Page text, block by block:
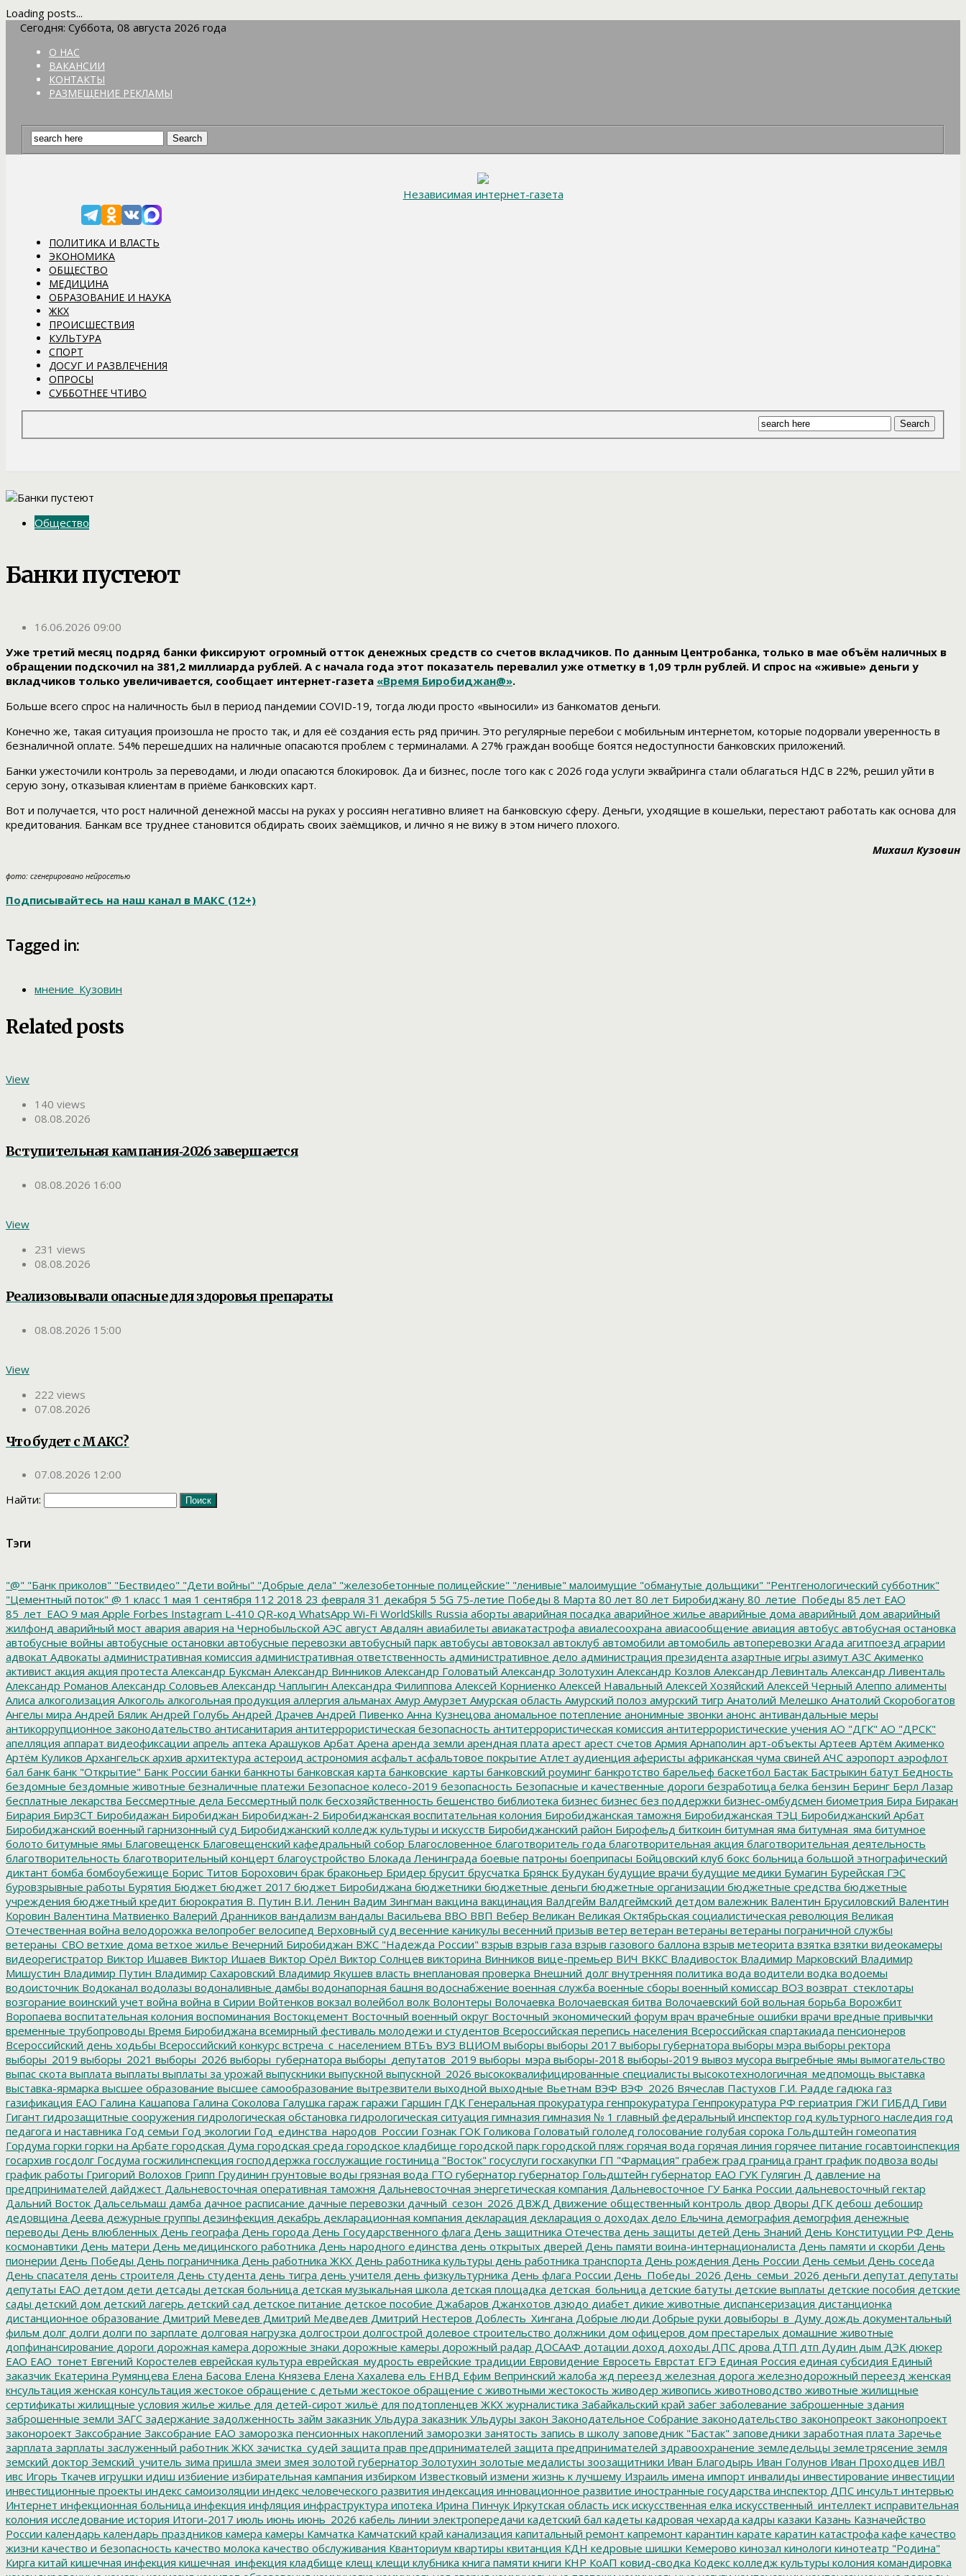
Loading posts...
Сегодня: Суббота, 08 августа 2026 года
О НАС
ВАКАНСИИ
КОНТАКТЫ
РАЗМЕЩЕНИЕ РЕКЛАМЫ
Независимая интернет-газета
ПОЛИТИКА И ВЛАСТЬ
ЭКОНОМИКА
ОБЩЕСТВО
МЕДИЦИНА
ОБРАЗОВАНИЕ И НАУКА
ЖКХ
ПРОИСШЕСТВИЯ
КУЛЬТУРА
СПОРТ
ДОСУГ И РАЗВЛЕЧЕНИЯ
ОПРОСЫ
СУББОТНЕЕ ЧТИВО
Общество
Банки пустеют
16.06.2026 09:00
Уже третий месяц подряд банки фиксируют огромный отток денежных средств со счетов вкладчиков. По данным Центробанка, только в мае объём наличных в
обращении подскочил на 381,2 миллиарда рублей. А с начала года этот показатель перевалил уже отметку в 1,09 трлн рублей. И спрос на «живые» деньги у
вкладчиков только увеличивается, сообщает интернет-газета «Время Биробиджан@».
Больше всего спрос на наличность был в период пандемии COVID-19, тогда люди просто «выносили» из банкоматов деньги.
Конечно же, такая ситуация произошла не просто так, и для её создания есть ряд причин. Это регулярные перебои с мобильным интернетом, которые подорвали уверенность в
безналичной оплате. 54% перешедших на наличные опасаются проблем с терминалами. А 27% граждан вообще боятся недоступности банковских приложений.
Банки ужесточили контроль за переводами, и люди опасаются блокировок. Да и бизнес, после того как с 2026 года услуги эквайринга стали облагаться НДС в 22%, решил уйти в
серую зону, отказывая клиентам в приёме банковских карт.
Вот и получается, что рост наличной денежной массы на руках у россиян негативно влияет на банковскую сферу. Деньги, уходящие в кошельки, перестают работать как основа для
кредитования. Банкам все труднее становится обдирать своих заёмщиков, и лично я не вижу в этом ничего плохого.
Михаил Кузовин
фото: сгенерировано нейросетью
Подписывайтесь на наш канал в МАКС (12+)
Tagged in:
мнение_Кузовин
Related posts
View
140 views
08.08.2026
Вступительная кампания‑2026 завершается
08.08.2026 16:00
View
231 views
08.08.2026
Реализовывали опасные для здоровья препараты
08.08.2026 15:00
View
222 views
07.08.2026
Что будет с МАКС?
07.08.2026 12:00
Найти:
Тэги
"@" "Банк приколов" "Бествидео" "Дети войны" "Добрые дела" "железобетонные полицейские" "ленивые" малоимущие "обманутые дольщики" "Рентгенологический субботник"
"Цементный поток" @ 1 класс 1 мая 1 сентября 112 2018 23 февраля 31 декабря 5 5G 75-летие Победы 8 Марта 80 лет 80 лет Биробиджану 80_летие_Победы 85 лет ЕАО
85_лет_ЕАО 9 мая Apple Forbes Instagram L-410 QR-код WhatsApp Wi-Fi WorldSkills Russia аборты аварийная посадка аварийное жилье аварийные дома аварийный дом аварийный
жилфонд аварийный мост авария авария на Чернобыльской АЭС август Авдалян авиабилеты авиакатастрофа авиалесоохрана авиасообщение авиация автобус автобусная остановка
автобусные войны автобусные остановки автобусные перевозки автобусный парк автобусы автовокзал автоклуб автомобили автомобиль автоперевозки Агада агитпоезд аграрии
адвокат Адвокаты административная комиссия административная ответственность административное дело администрация президента азартные игры азимут АЗС Акименко
активист акция акция протеста Александр Буксман Александр Винников Александр Головатый Александр Золотухин Александр Козлов Александр Левинталь Александр Ливенталь
Александр Романов Александр Соловьев Александр Чаплыгин Александра Филиппова Алексей Корниенко Алексей Навальный Алексей Хозяйский Алексей Черный Алеппо алименты
Алиса алкоголизация Алкоголь алкогольная продукция аллергия альманах Амур Амурзет Амурская область Амурский полоз амурский тигр Анатолий Мелешко Анатолий Скоробогатов
Ангелы мира Андрей Бялик Андрей Голубь Андрей Драчев Андрей Пивенко Анна Кузнецова аномальное потепление анонимные звонки анонс антивандальные меры
антикоррупционное законодательство антисанитария антитеррористическая безопасность антитеррористическая комиссия антитеррористические учения АО "ДГК" АО "ДРСК"
апелляция аппарат видеофиксации апрель аптека Арашуков Арбат Арена аренда земли арендная плата арест арест счетов Армия Арнаполин арт-объекты Артеев Артём Акименко
Артём Куликов Архангельск архив архитектура астероид астрономия асфальт асфальтовое покрытие Атлет аудиенция аферисты африканская чума свиней АЧС аэропорт аэрофлот
бал банк банк "Открытие" Банк России банки банкноты банковская карта банковские_карты банковский роуминг банкротство барельеф баскетбол Бастак Бастрыкин батут Бедность
бездомные бездомные животные безналичные платежи Безопасное колесо-2019 безопасность Безопасные и качественные дороги безработица белка бензин Беринг Берл Лазар
бесплатные лекарства Бессмертные дела Бессмертный полк бесхозяйственность бешенство библиотека бизнес бизнес без поддержки бизнес-омбудсмен биометрия Бира Биракан
Бирария БирЗСТ Биробидажан Биробиджан Биробиджан-2 Биробиджанская воспитательная колония Биробиджанская таможня Биробиджанская ТЭЦ Биробиджанский Арбат
Биробиджанский военный гарнизонный суд Биробиджанский колледж культуры и искусств Биробиджанский район Бирофельд биткоин битумная яма битумная_яма битумное
болото битумные ямы Благовещенск Благовещенский кафедральный собор Благословенное благотворитель года благотворительная акция благотворительная деятельность
благотворительность благотворительный концерт благоустройство Блокада Ленинграда боевые патроны боеприпасы Бойцовский клуб бокс больница большой этнографический
диктант бомба бомбоубежище Борис Титов Борохович брак браконьер Бридер брусит брусчатка Брянск Будукан будущие врачи будущие медики Бумагин Бурейская ГЭС
буровзрывные работы Бурятия Бюджет бюджет 2017 бюджет Биробиджана бюджетники бюджетные деньги бюджетные организации бюджетные средства бюджетные
учреждения бюджетный кредит бюрократия В. Путин В.И. Ленин Вадим Зингман вакцина вакцинация Валдгейм Валдгеймский детдом валежник Валентин Брусиловский Валентин
Коровин Валентина Матвиенко Валерий Дранников вандализм вандалы Васильева ВВО ВВП Вебер Великан Великая Октябрьская социалистическая революция Великая
Отечественная война велодорожка велопробег велосипед Верховный суд весенние каникулы весенний призыв ветер ветеран ветераны ветераны пограничной службы
ветераны_СВО ветхие дома ветхое жилье Вечерний Биробиджан ВЖС "Надежда России" взрыв взрыв газа взрыв газового баллона взрыв метеорита взятка взятки видеокамеры
видеорегистратор Виктор Ишавев Виктор Ишаев Виктор Орёл Виктор Солнцев викторина Винников вице-премьер ВИЧ ВККС Владивосток Владимир Марковский Владимир
Мишустин Владимир Путин Владимир Сахаровский Владимир Якушев власть внеплановая проверка Внешний долг внутренняя политика вода водители водка водоемы
водоисточник Водоканал водолазы водоналивные дамбы водонапорная башня водоснабжение военная служба военные сборы военный комиссар ВОЗ возврат_стеклотары
возгорание воинский учет война война в Сирии Войтенков вокзал волейбол волк Волонтеры Волочаевка Волочаевская битва Волочаевский бой вольная борьба Ворожбит
Воропаева воспитательная колония воспоминания Востокцемент Восточный военный округ Восточный экономический форум врач врачебные ошибки врачи вредные привычки
временные трубопроводы Время Биробиджана всемирный фестиваль молодежи и студентов Всероссийская перепись населения Всероссийская спартакиада пенсионеров
Всероссийский день ходьбы Всероссийский конкурс встреча_с_населением ВТБъ ВУЗ ВЦИОМ выборы выборы 2017 выборы губернатора выборы мэра выборы ректора
выборы_2019 выборы_2021 выборы_2026 выборы_губернатора выборы_депутатов_2019 выборы_мэра выборы-2018 выборы-2019 вывоз мусора выгребные ямы вымогательство
выпас скота выплата выплаты выплаты за урожай выпускники выпускной выпускной_2026 высококвалифицированные специалисты высокотехнологичная_медпомощь выставка
выставка-ярмарка высшее образование высшее самообразование вытрезвители выходной выходные Вьетнам ВЭФ ВЭФ_2026 Вячеслав Пастухов Г.И. Радде гадюка газ
газификация ЕАО Галина Кашапова Галина Соколова Галушка гараж гаражи Гаршин ГДК Генеральная прокуратура генпрокуратура Генпрокуратура РФ гериатрия ГЖИ ГИБДД Гиви
Гигант гидрозащитные сооружения гидрологическая обстановка гидрологическая ситуация гимназия гимназия № 1 главный федеральный инспектор год культурного наследия год
педагога и наставника Год семьи Год экологии Год_единства_народов_России Гознак ГОК Голикова Головатый гололед голосование голубая сорока Гольдштейн гомеопатия
Гордума горки горки на Арбате городская Дума городская среда городское кладбище городской парк городской пляж горячая вода горячая линия горячее питание госавтоинспекция
госархив госдолг Госдума госжилинспекция господдержка госслужащие гостиница "Восток" госуслуги госхакупки ГП "Фармация" грабеж град граница грант график подвоза воды
график работы Григорий Волохов Грипп Грудинин грунтовые воды грязная вода ГТО губернатор губернатор Гольдштейн губернатор ЕАО ГУК Гулягин Д давление на
предпринимателей дайджест Дальневосточная оперативная таможня Дальневосточная энергетическая компания Дальневосточное ГУ Банка России дальневосточный гектар
Дальний Восток Дальсельмаш дамба дачное расписание дачные перевозки дачный_сезон_2026 ДВЖД Движение общественный контроль двор Дворы ДГК дебош дебошир
дедовщина Деева дежурные группы дезинфекция декабрь декларационная компания декларация декларация о доходах дело Ельчина демография демогрфия денежные
переводы День влюбленных День географа День города День Государственного флага День защитника Отечества день защиты детей День Знаний День Конституции РФ День
космонавтики День матери День медицинского работника День народного единства день открытых дверей День памяти воина-интернационалиста День памяти и скорби День
пионерии День Победы День пограничника День работника ЖКХ День работника культуры день работника транспорта День рождения День России День семьи День соседа
День спасателя день строителя День студента день тигра день учителя день физкультурника День флага России День_Победы_2026 День_семьи_2026 деньги депутат депутаты
депутаты ЕАО детдом дети детсады детская больница детская музыкальная школа детская площадка детская_больница детские батуты детские выплаты детские пособия детские
сады детский дом детский лагерь детский сад детское питание детское пособие Джабаров Джанхотов дзюдо диабет дикие животные диспансеризация дистанционка
дистанционное образование Дмитрий Меведев Дмитрий Медведев Дмитрий Нестеров Доблесть_Хингана Добрые люди Добрые руки довыборы_в_Думу дождь документальный
фильм долг долги долги по зарплате долговая нагрузка долгострои долгострой долевое строительство должники дом офицеров дом престарелых домашние животные
допфинансирование дороги дорожная камера дорожные знаки дорожные камеры дорожный радар ДОСААФ дотации доход доходы ДПС дрова ДТП дтп Дудин дым ДЭК дюкер
ЕАО ЕАО_тонет Евгений Коростелев еврейская культура еврейская_мудрость еврейские традиции Евровидение Евросеть Еврстат ЕГЭ Единая Россия единая субсидия Единый
заказчик Екатерина Румянцева Елена Басова Елена Князева Елена Хахалева ель ЕНВД Ефим Вепринский жалоба жд переезд железная дорога железнодорожный переезд женская
кнсультация женская консультация жестокое обращение с детьми жестокое обращение с животными жестокость живодер живопись животноводство животные жилищные
сертификаты жилищные условия жилье жилье для детей-сирот жильё для подтопленцев ЖКХ журналистика Забайкальский край забег заболевание заброшенные здания
заброшенные земли ЗАГС задержание задолженность займ заказник Ульдура заказник Ульдуры закон Законодательное Собрание законодательство законопреокт законопроект
законороект Заксобрание Заксобрание ЕАО заморозка пенсионных накоплений заморозки занятость запись в школу заповедник "Бастак" заповедники заработная плата Заречье
зарплата зарплаты заслуженный работник ЖКХ зачистка_судей защита прав предпринимателей защита предпринимателей здравоохранение земледельцы землетрясение земля
земский доктор Земский_учитель зима пришла змеи змея золотой губернатор Золотухин золотые медалисты зоозащитники Иван Благодырь Иван Голунов Иван Проходцев ИВЛ
ивс Игорь Ткачев игрушки идиш избиение избирательная кампания избирком Известковый измени жизнь к лучшему Израиль имена импорт инвалиды инвестирование инвестиции
инвестиционные проекты индекс самоизоляции индекс человеческого развития индексация инновационное развитие иностранные государства инспектор ДПС инсульт интервью
Интернет инфекционная больница инфекция инфляция инфраструктура ипотека Ирина Пинчук Иркутская область иск искусственная елка искусственный_интеллект исправительная
колония исследование история Итоги-2017 июль июнь июнь_2026 кабель линии электропередачи кадетский бал кадеты кадровая чехарда кадры казаки Казань Казначейство
России календарь календарь праздников камера камеры Камчатка Камчатский край канализация капитальный ремонт капремонт карантин карате каратин катастрофа кафе качество
жизни качество и безопасность качество молока качество обслуживания Кванториум квартиры квитанция КДН кедровые шишки Кемерово кинозал кинологи кинотеатр "Родина"
Кирга китай кишечная инфекция кишечная_инфекция кладбище клещ клещи клубника книга памяти книги КНР КоАП ковид-сводка Кодекс колледж культуры колония командировка